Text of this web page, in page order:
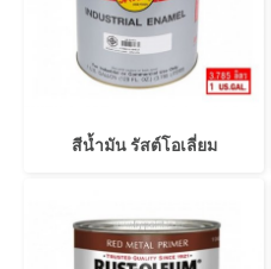
สีน้ำมัน รัสต์โอเลี่ยม